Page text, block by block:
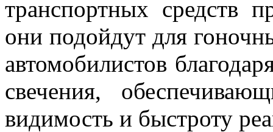
транспортных средств
они подойдут для
автомобилистов
свечения,
видимость и быстроту